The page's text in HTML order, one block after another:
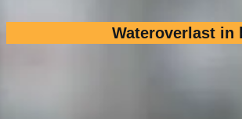
Wateroverlast in